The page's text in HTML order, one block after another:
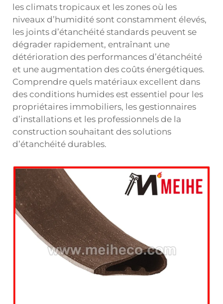
les climats tropicaux et les zones où les
niveaux d’humidité sont constamment élevés,
les joints d’étanchéité standards peuvent se
dégrader rapidement, entraînant une
détérioration des performances d’étanchéité
et une augmentation des coûts énergétiques.
Comprendre quels matériaux excellent dans
des conditions humides est essentiel pour les
propriétaires immobiliers, les gestionnaires
d’installations et les professionnels de la
construction souhaitant des solutions
d’étanchéité durables.